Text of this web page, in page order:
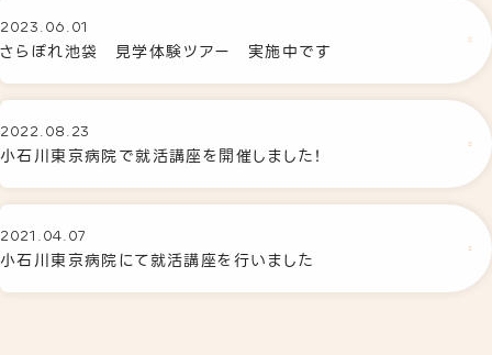
2023.06.01
さらぽれ池袋 見学体験ツアー 実施中です
2022.08.23
小石川東京病院で就活講座を開催しました！
2021.04.07
小石川東京病院にて就活講座を行いました